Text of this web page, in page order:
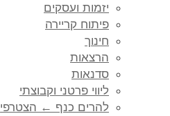
יזמות ועסקים
פיתוח קריירה
חינוך
הרצאות
סדנאות
ליווי פרטני וקבוצתי
להרים כנף ← הצטרפי